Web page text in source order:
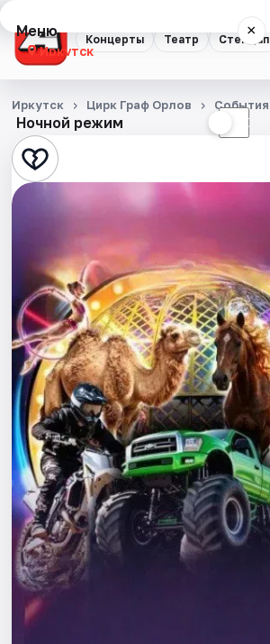
Концерты Театр Стендап
Меню ×
Иркутск
Концерты
Театр
Стендап
Квесты
Спорт
События
Города
Площадки
Артисты
Рейтинги
Ночной режим ☾
Иркутск Цирк Граф Орлов События